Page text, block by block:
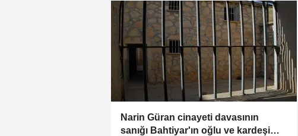
Narin Güran cinayeti davasının
sanığı Bahtiyar'ın oğlu ve kardeşi